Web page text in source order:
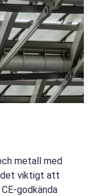
metall med
det viktigt att
godkända